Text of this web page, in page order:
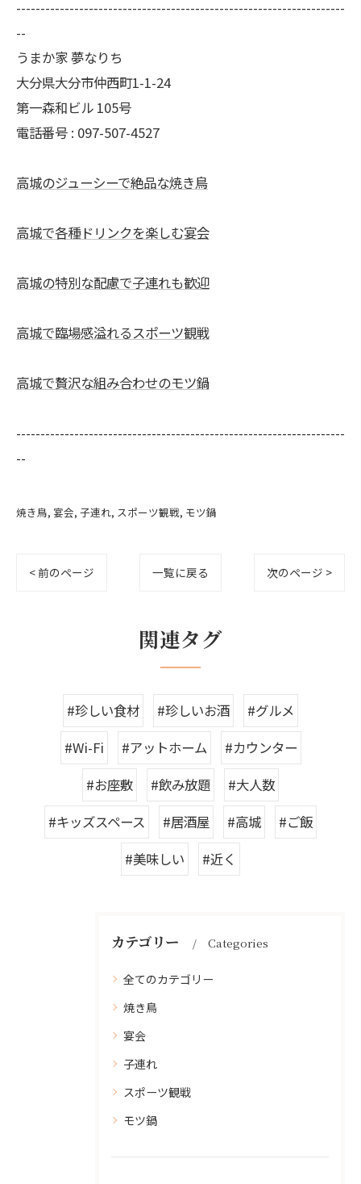
--------------------------------------------------------------------
--
うまか家 夢なりち
大分県大分市仲西町1-1-24
第一森和ビル 105号
電話番号 : 097-507-4527
高城のジューシーで絶品な焼き鳥
高城で各種ドリンクを楽しむ宴会
高城の特別な配慮で子連れも歓迎
高城で臨場感溢れるスポーツ観戦
高城で贅沢な組み合わせのモツ鍋
--------------------------------------------------------------------
--
焼き鳥 宴会 子連れ スポーツ観戦 モツ鍋
< 前のページ 一覧に戻る 次のページ >
関連タグ
#珍しい食材 #珍しいお酒
#グルメ
#Wi-Fi
#アットホーム
#カウンター
#お座敷
#飲み放題
#大人数
#キッズスペース
#居酒屋 #高城
#ご飯
#美味しい
#近く
カテゴリー Categories
全てのカテゴリー
焼き鳥
宴会
子連れ
スポーツ観戦
モツ鍋